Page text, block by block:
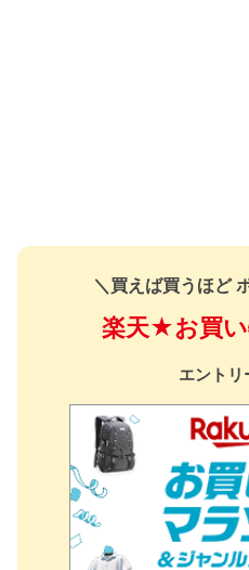
＼買えば買うほど
楽天★お買
エント